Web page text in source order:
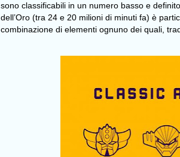
sono classificabili in un numero basso e
dell’Oro (tra 24 e 20 milioni di minuti fa) è
combinazione di elementi ognuno dei quali,